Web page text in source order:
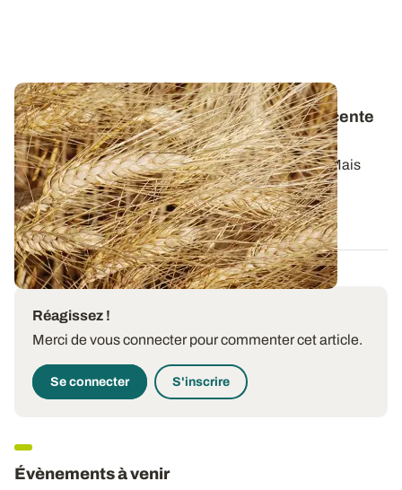
Du blé dur aux pâtes : une histoire très récente
en France
Les pâtes, c’est simplement du blé dur et de l’eau. Mais
connaissez-vous vraiment l...
07 JUILL. 2026
Réagissez !
Merci de vous connecter pour commenter cet article.
Se connecter S'inscrire
Évènements à venir